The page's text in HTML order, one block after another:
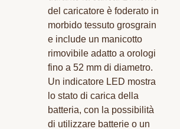
del caricatore è foderato in
morbido tessuto grosgrain
e include un manicotto
rimovibile adatto a orologi
fino a 52 mm di diametro.
Un indicatore LED mostra
lo stato di carica della
batteria, con la possibilità
di utilizzare batterie o un